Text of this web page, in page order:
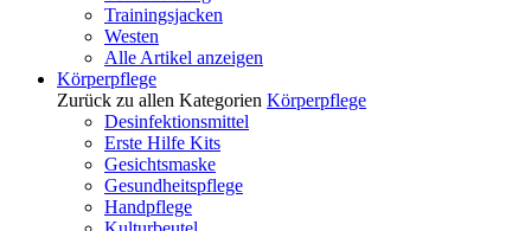
Trainingsjacken
Westen
Alle Artikel anzeigen
Körperpflege
Zurück zu allen Kategorien Körperpflege
Desinfektionsmittel
Erste Hilfe Kits
Gesichtsmaske
Gesundheitspflege
Handpflege